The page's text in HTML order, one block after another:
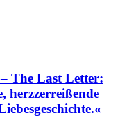
The Last Letter:
herzzerreißende